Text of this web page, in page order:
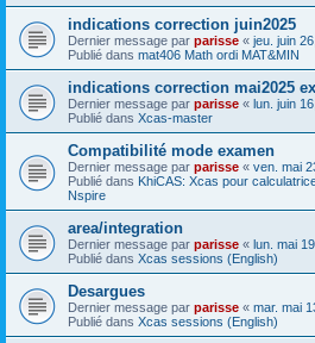
indications correction juin2025
Dernier message par parisse « jeu. juin
Publié dans mat406 Math ordi MAT&MIN
indications correction mai2025
Dernier message par parisse « lun. juin
Publié dans Xcas-master
Compatibilité mode examen
Dernier message par parisse « ven. mai
Publié dans KhiCAS: Xcas pour
Nspire
area/integration
Dernier message par parisse « lun. mai
Publié dans Xcas sessions (English)
Desargues
Dernier message par parisse « mar. mai
Publié dans Xcas sessions (English)